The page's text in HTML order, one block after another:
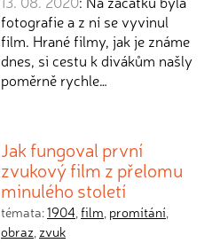
fotografie a z ní se vyvinul
film. Hrané filmy, jak je známe
dnes, si cestu k divákům našly
poměrně rychle…
Jak fungoval první
zvukový film z přelomu
minulého století
témata:1904,film, promítání,
obraz, zvuk